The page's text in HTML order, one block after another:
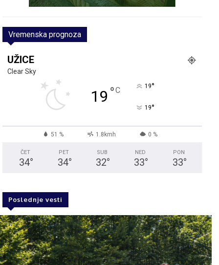
Vremenska prognoza
UŽICE
Clear Sky
19 °C 19°
19°
51 % 1.8kmh 0 %
ČET
34°
PET
34°
SUB
32°
NED
33°
PON
33°
Poslednje vesti